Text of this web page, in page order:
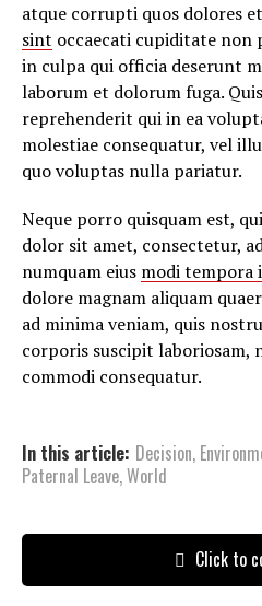
atque corrupti quos dolores
sint occaecati cupiditate non
in culpa qui officia deserunt
laborum et dolorum fuga.
reprehenderit qui in ea
molestiae consequatur, vel
quo voluptas nulla pariatur.
Neque porro quisquam est,
dolor sit amet, consectetur,
numquam eius modi tempora
dolore magnam aliquam
ad minima veniam, quis
corporis suscipit laboriosam,
commodi consequatur.
In this article: Decision,
Paternal Leave,World
Click to